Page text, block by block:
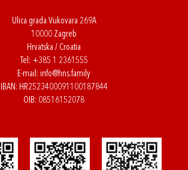
Ulica grada Vukovara 269A
10000 Zagreb
Hrvatska / Croatia
Tel: +385 1 2361555
E-mail: info@hns.family
IBAN: HR2523400091100187844
OIB: 08516152078